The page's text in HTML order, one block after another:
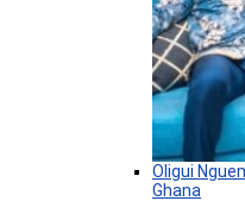
Oligui
Ghana